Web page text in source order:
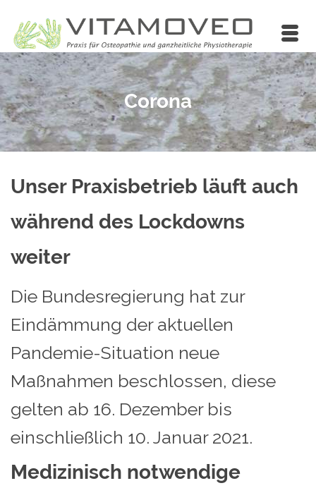
Corona
Unser Praxisbetrieb läuft auch
während des Lockdowns
weiter
Die Bundesregierung hat zur
Eindämmung der aktuellen
Pandemie-Situation neue
Maßnahmen beschlossen, diese
gelten ab 16. Dezember bis
einschließlich 10. Januar 2021.
Medizinisch notwendige